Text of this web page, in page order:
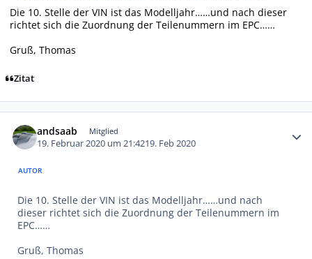
Die 10. Stelle der VIN ist das Modelljahr……und nach dieser
richtet sich die Zuordnung der Teilenummern im EPC……
Gruß, Thomas
Zitat
andsaab Mitglied
19. Februar 2020 um 21:4219. Feb 2020
AUTOR
Die 10. Stelle der VIN ist das Modelljahr……und nach
dieser richtet sich die Zuordnung der Teilenummern im
EPC……
Gruß, Thomas